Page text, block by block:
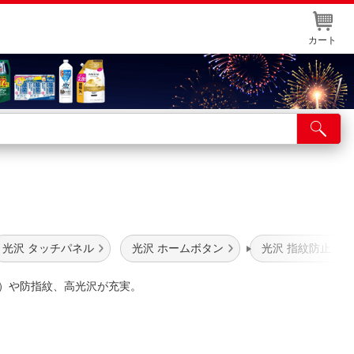
カート
舗情報・店舗一覧
光沢 タッチパネル 光沢 ホームボタン 光沢 指紋防止
防指紋、高光沢が充実。